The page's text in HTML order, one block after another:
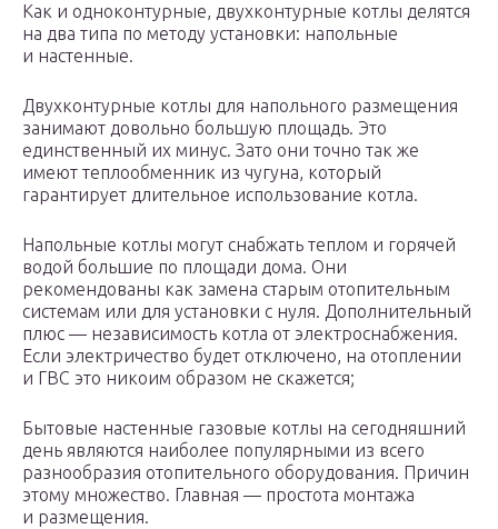
Как и одноконтурные, двухконтурные котлы делятся
на два типа по методу установки: напольные
и настенные.
Двухконтурные котлы для напольного размещения
занимают довольно большую площадь. Это
единственный их минус. Зато они точно так же
имеют теплообменник из чугуна, который
гарантирует длительное использование котла.
Напольные котлы могут снабжать теплом и горячей
водой большие по площади дома. Они
рекомендованы как замена старым отопительным
системам или для установки с нуля. Дополнительный
плюс — независимость котла от электроснабжения.
Если электричество будет отключено, на отоплении
и ГВС это никоим образом не скажется;
Бытовые настенные газовые котлы на сегодняшний
день являются наиболее популярными из всего
разнообразия отопительного оборудования. Причин
этому множество. Главная — простота монтажа
и размещения.